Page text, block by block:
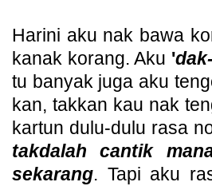
Harini aku nak bawa
kanak korang. Aku '
tu banyak juga aku
kan, takkan kau nak
kartun dulu-dulu rasa
takdalah cantik
sekarang. Tapi aku